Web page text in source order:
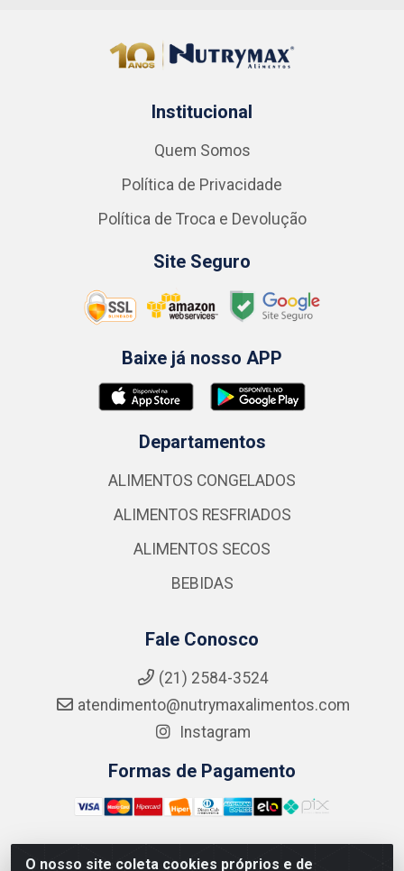
O nosso site coleta cookies próprios e de
Institucional
Quem Somos
Política de Privacidade
Política de Troca e Devolução
Site Seguro
Baixe já nosso APP
Departamentos
ALIMENTOS CONGELADOS
ALIMENTOS RESFRIADOS
ALIMENTOS SECOS
BEBIDAS
Fale Conosco
(21) 2584-3524
atendimento@nutrymaxalimentos.com
Instagram
Formas de Pagamento